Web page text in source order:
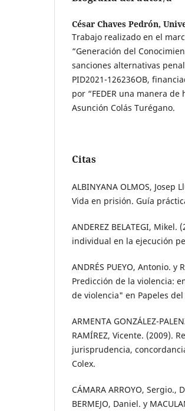
César Chaves Pedrón,
Trabajo realizado en el
“Generación del
sanciones alternativas
PID2021-126236OB,
por “FEDER una manera
Asunción Colás Turégano.
Citas
ALBINYANA OLMOS, Josep
Vida en prisión. Guía
ANDEREZ BELATEGI,
individual en la ejecución
ANDRÉS PUEYO, Antonio. y
Predicción de la violencia:
de violencia" en Papeles
ARMENTA GONZÁLEZ-
RAMÍREZ, Vicente. (2009).
jurisprudencia,
Colex.
CÁMARA ARROYO, Sergio.,
BERMEJO, Daniel. y